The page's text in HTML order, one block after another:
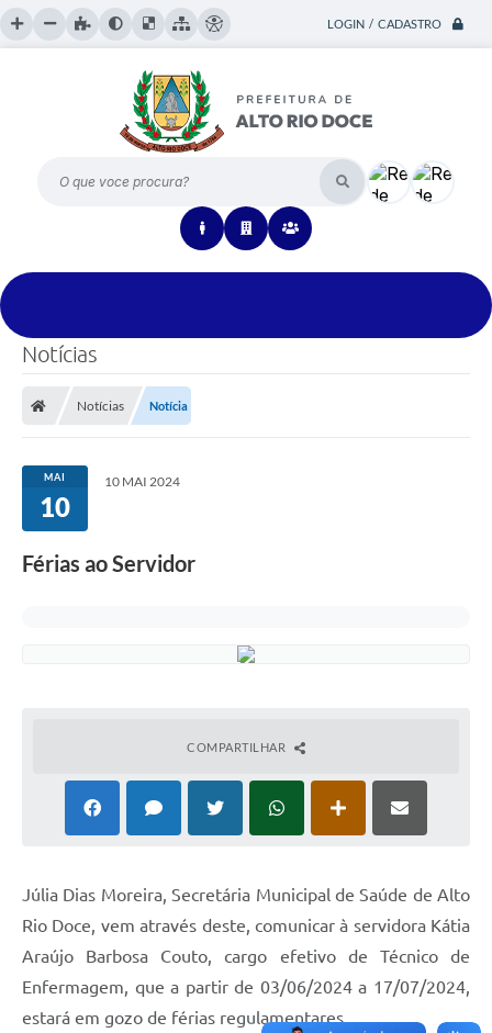
LOGIN / CADASTRO
O que voce procura?
Notícias
Notícias Notícia
MAI
10
10 MAI 2024
Férias ao Servidor
COMPARTILHAR
Júlia Dias Moreira, Secretária Municipal de Saúde de Alto
Rio Doce, vem através deste, comunicar à servidora Kátia
Araújo Barbosa Couto, cargo efetivo de Técnico de
Enfermagem, que a partir de 03/06/2024 a 17/07/2024,
estará em gozo de férias regulamentares.